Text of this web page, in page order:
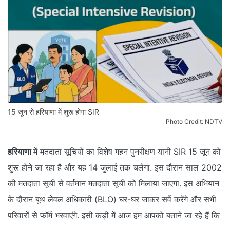
15 जून से हरियाणा में शुरू होगा SIR
Photo Credit: NDTV
हरियाणामें मतदाता सूचियों का विशेष गहन पुनरीक्षण यानी SIR 15 जून को
शुरू होने जा रहा है और यह 14 जुलाई तक चलेगा. इस दौरान साल 2002
की मतदाता सूची से वर्तमान मतदाता सूची को मिलाया जाएगा. इस अभियान
के दौरान बूथ लेवल अधिकारी (BLO) घर-घर जाकर सर्वे करेंगे और सभी
परिवारों से फॉर्म भरवाएंगे. इसी कड़ी में आज हम आपको बताने जा रहे हैं कि